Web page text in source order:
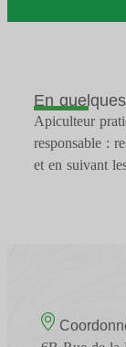
En
Apiculteur
responsable :
et en suivant